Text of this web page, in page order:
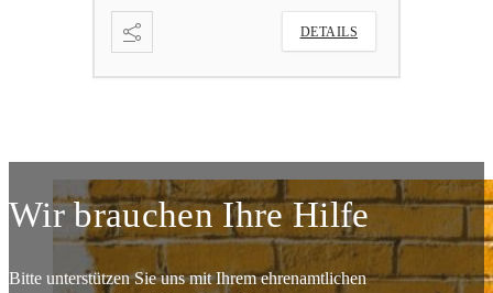
DETAILS
Wir brauchen Ihre Hilfe
Bitte unterstützen Sie uns mit Ihrem ehrenamtlichen